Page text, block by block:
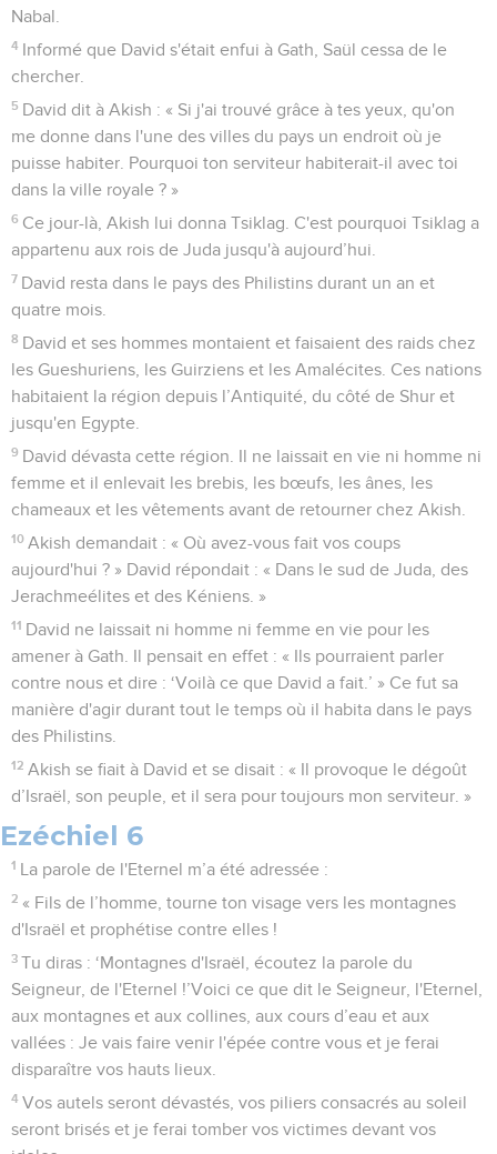
Nabal.
4 Informé que David s'était enfui à Gath, Saül cessa de le
chercher.
5 David dit à Akish : « Si j'ai trouvé grâce à tes yeux, qu'on
me donne dans l'une des villes du pays un endroit où je
puisse habiter. Pourquoi ton serviteur habiterait-il avec toi
dans la ville royale ? »
6 Ce jour-là, Akish lui donna Tsiklag. C'est pourquoi Tsiklag a
appartenu aux rois de Juda jusqu'à aujourd’hui.
7 David resta dans le pays des Philistins durant un an et
quatre mois.
8 David et ses hommes montaient et faisaient des raids chez
les Gueshuriens, les Guirziens et les Amalécites. Ces nations
habitaient la région depuis l’Antiquité, du côté de Shur et
jusqu'en Egypte.
9 David dévasta cette région. Il ne laissait en vie ni homme ni
femme et il enlevait les brebis, les bœufs, les ânes, les
chameaux et les vêtements avant de retourner chez Akish.
10 Akish demandait : « Où avez-vous fait vos coups
aujourd'hui ? » David répondait : « Dans le sud de Juda, des
Jerachmeélites et des Kéniens. »
11 David ne laissait ni homme ni femme en vie pour les
amener à Gath. Il pensait en effet : « Ils pourraient parler
contre nous et dire : ‘Voilà ce que David a fait.’ » Ce fut sa
manière d'agir durant tout le temps où il habita dans le pays
des Philistins.
12 Akish se fiait à David et se disait : « Il provoque le dégoût
d’Israël, son peuple, et il sera pour toujours mon serviteur. »
Ezéchiel 6
1 La parole de l'Eternel m’a été adressée :
2 « Fils de l’homme, tourne ton visage vers les montagnes
d'Israël et prophétise contre elles !
3 Tu diras : ‘Montagnes d'Israël, écoutez la parole du
Seigneur, de l'Eternel !’Voici ce que dit le Seigneur, l'Eternel,
aux montagnes et aux collines, aux cours d’eau et aux
vallées : Je vais faire venir l'épée contre vous et je ferai
disparaître vos hauts lieux.
4 Vos autels seront dévastés, vos piliers consacrés au soleil
seront brisés et je ferai tomber vos victimes devant vos